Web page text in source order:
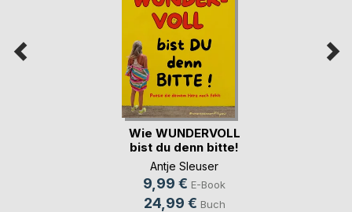
Wie WUNDERVOLL
bist du denn bitte!
Antje Sleuser
9,99 € E-Book
24,99 € Buch